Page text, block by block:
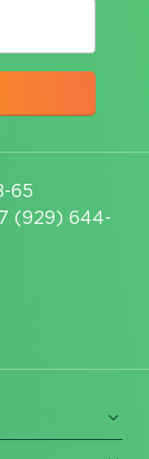
65
(929) 644-